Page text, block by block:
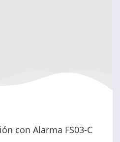
con Alarma FS03-C